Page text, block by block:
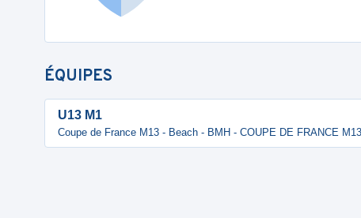
ÉQUIPES
U13 M1
Coupe de France M13 - Beach - BMH - COUPE DE FRANCE